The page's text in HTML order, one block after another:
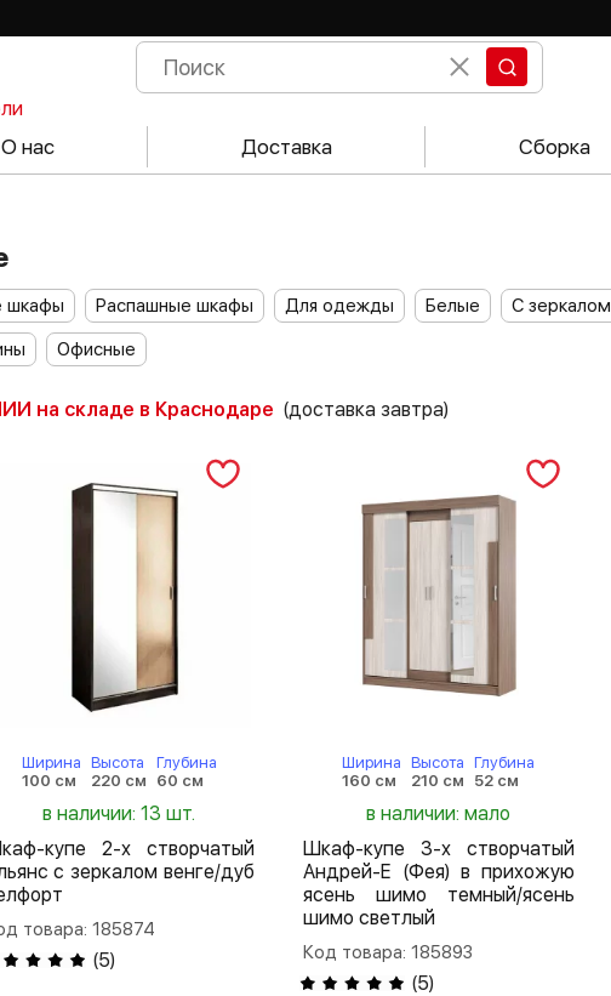
О нас Доставка Сборка
шкафы Распашные шкафы Для одежды Белые С зеркалом
Офисные
на складе в Краснодаре (доставка завтра)
Ширина
100 см
Высота
220 см
Глубина
60 см
в наличии: 13 шт.
купе 2-х створчатый
с зеркалом венге/дуб
товара: 185874
(5)
Ширина
160 см
Высота
210 см
Глубина
52 см
в наличии: мало
Шкаф-купе 3-х створчатый
Андрей-Е (Фея) в прихожую
ясень шимо темный/ясень
шимо светлый
Код товара: 185893
(5)